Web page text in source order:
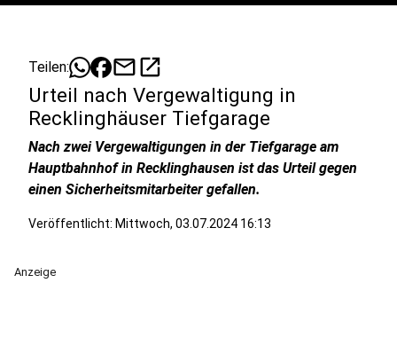
Teilen: mailopen_in_new
Urteil nach Vergewaltigung in
Recklinghäuser Tiefgarage
Nach zwei Vergewaltigungen in der Tiefgarage am
Hauptbahnhof in Recklinghausen ist das Urteil gegen
einen Sicherheitsmitarbeiter gefallen.
Veröffentlicht: Mittwoch, 03.07.2024 16:13
Anzeige